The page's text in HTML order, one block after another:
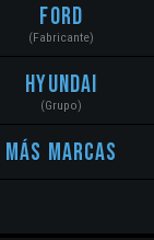
Ford
(Fabricante)
Hyundai
(Grupo)
Más Marcas